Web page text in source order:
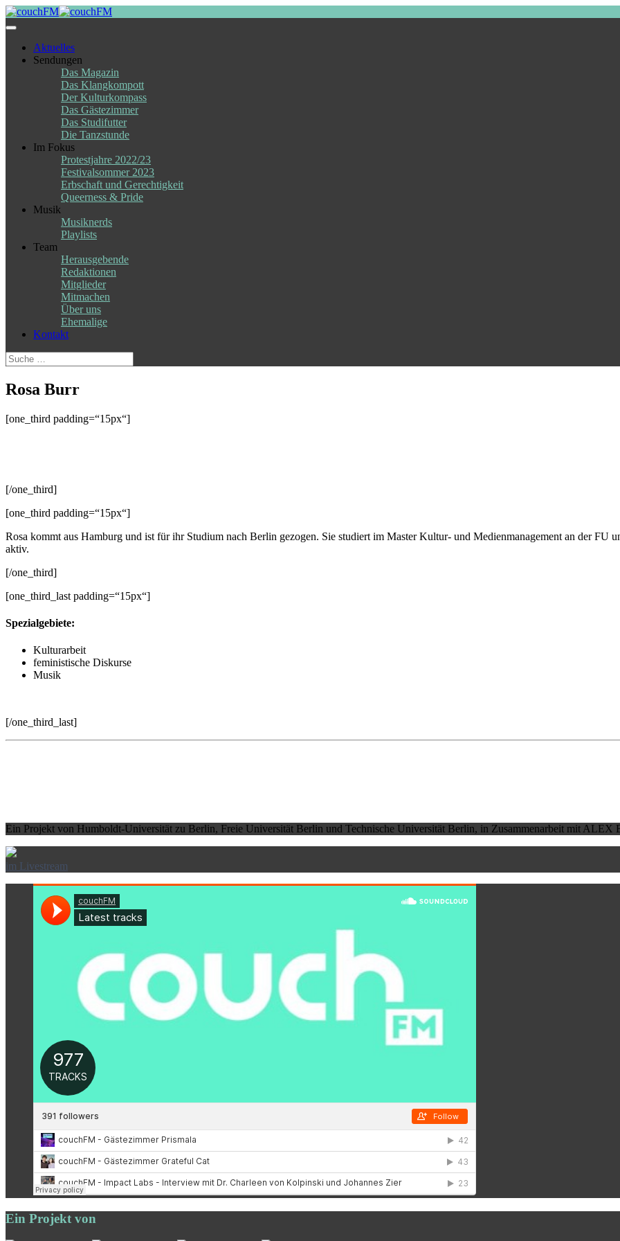
Skip
to
Aktuelles
Sendungen
Das Magazin
Das Klangkompott
Der Kulturkompass
Das Gästezimmer
Das Studifutter
Die Tanzstunde
Im Fokus
Protestjahre 2022/23
Festivalsommer 2023
Erbschaft und Gerechtigkeit
Queerness & Pride
Musik
Musiknerds
Playlists
Team
Herausgebende
Redaktionen
Mitglieder
Mitmachen
Über uns
Ehemalige
Kontakt
Suche
nach:
Rosa Burr
[one_third padding=“15px“]
[/one_third]
[one_third padding=“15px“]
Rosa kommt aus Hamburg und ist für ihr Studium nach Berlin gezogen. Sie studiert im Master Kultur- und Medienmanagement an der FU
aktiv.
[/one_third]
[one_third_last padding=“15px“]
Spezialgebiete:
Kulturarbeit
feministische Diskurse
Musik
[/one_third_last]
Ein Projekt von Humboldt-Universität zu Berlin, Freie Universität Berlin und Technische Universität Berlin, in Zusammenarbeit mit
im Livestream
Ein Projekt von